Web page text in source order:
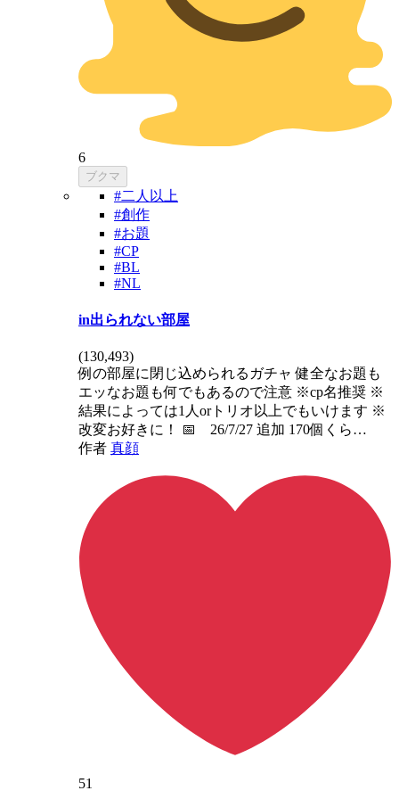
6
ブクマ
#二人以上
#創作
#お題
#CP
#BL
#NL
in出られない部屋
(130,493)
例の部屋に閉じ込められるガチャ 健全なお題も
エッなお題も何でもあるので注意 ※cp名推奨 ※
結果によっては1人orトリオ以上でもいけます ※
改変お好きに！ 📅 26/7/27 追加 170個くら…
作者 真顔
51